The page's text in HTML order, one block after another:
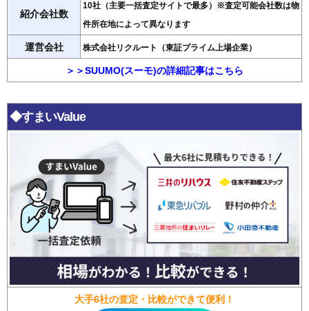
紹介会社数
10社（主要一括査定サイトで最多）※査定可能会社数は物
件所在地によって異なります
運営会社 株式会社リクルート（東証プライム上場企業）
＞＞SUUMO(スーモ)の詳細記事はこちら
◆すまいValue
大手6社の査定・比較ができて便利！